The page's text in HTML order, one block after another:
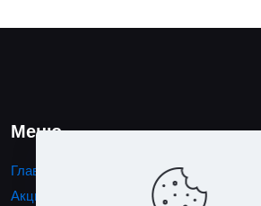
Меню
Главная
Акции